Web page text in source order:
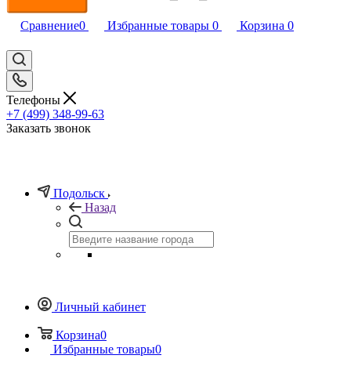
Сравнение0 Избранные товары 0 Корзина 0
Телефоны
+7 (499) 348-99-63
Заказать звонок
Подольск
Назад
Личный кабинет
Корзина0
Избранные товары0